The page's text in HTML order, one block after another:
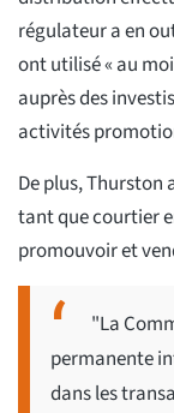
régulateur a en
ont utilisé « au
auprès des
activités
De plus, Thurston
tant que courtier
promouvoir et
"La
permanente
dans les